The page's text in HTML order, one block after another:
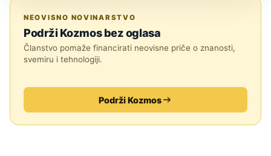
NEOVISNO NOVINARSTVO
Podrži Kozmos bez oglasa
Članstvo pomaže financirati neovisne priče o znanosti,
svemiru i tehnologiji.
Podrži Kozmos